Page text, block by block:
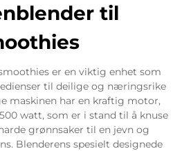
til
er en viktig enhet som
til deilige og næringsrike
maskinen har en kraftig motor,
watt, som er i stand til å knuse
grønnsaker til en jevn og
Blenderens spesielt designede